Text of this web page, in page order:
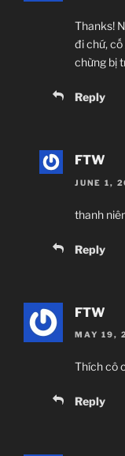
Thanks!
đi chứ,
chừng bị
Reply
FTW
JUNE 1,
thanh
Reply
FTW
MAY 19,
Thích cô
Reply